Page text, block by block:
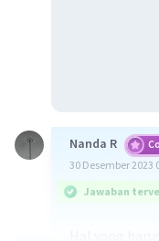
Nanda R
30 Desember 2023
Jawaban